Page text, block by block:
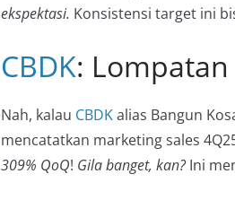
ekspektasi. Konsistensi target ini
CBDK:
Nah, kalau CBDKalias Bangun
mencatatkan marketing sales
309% QoQ! Gila banget, kan?Ini